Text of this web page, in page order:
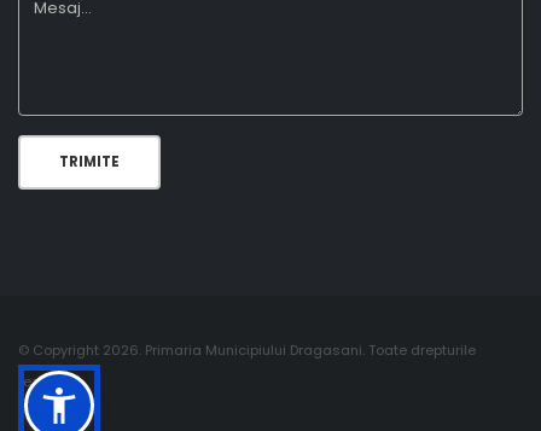
TRIMITE
© Copyright 2026. Primaria Municipiului Dragasani. Toate drepturile
rezervate.